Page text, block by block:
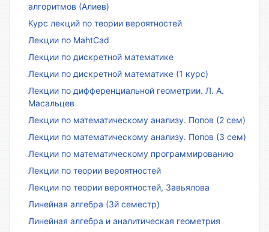
алгоритмов (Алиев)
Курс лекций по теории вероятностей
Лекции по MahtCad
Лекции по дискретной математике
Лекции по дискретной математике (1 курс)
Лекции по дифференциальной геометрии. Л. А.
Масальцев
Лекции по математическому анализу. Попов (2 сем)
Лекции по математическому анализу. Попов (3 сем)
Лекции по математическому программированию
Лекции по теории вероятностей
Лекции по теории вероятностей, Завьялова
Линейная алгебра (3й семестр)
Линейная алгебра и аналитическая геометрия